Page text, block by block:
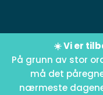
☀️ Vi er
På grunn av stor
må det
nærmeste